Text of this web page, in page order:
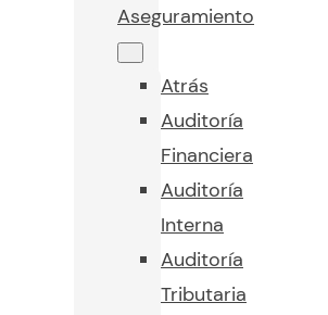
Aseguramiento
Atrás
Auditoría
Financiera
Auditoría
Interna
Auditoría
Tributaria